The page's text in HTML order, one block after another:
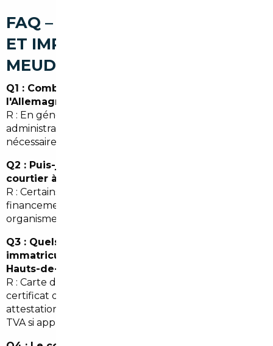
FAQ – COURTIER AUTOMOBILE
ET IMPORT DE VOITURE À
MEUDON
Q1 : Combien de temps prend un import depuis
l'Allemagne vers Meudon ?
R : En général 3 à 6 semaines selon les démarches
administratives, le transport et les contrôles
nécessaires.
Q2 : Puis-je payer en plusieurs fois via un
courtier à Meudon ?
R : Certains courtiers proposent des solutions de
financement ou des partenariats avec des
organismes de crédit ; il faut vérifier au cas par cas.
Q3 : Quels documents dois-je fournir pour
immatriculer une voiture importée dans les
Hauts-de-Seine ?
R : Carte d'identité, justificatif de domicile à Meudon,
certificat de cession, certificat de conformité ou
attestation d'identification, preuve de paiement de la
TVA si applicable.